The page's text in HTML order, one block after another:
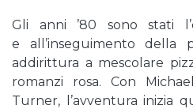
Gli anni ’80 sono stati
e all’inseguimento della
addirittura a mescolare
romanzi rosa. Con
Turner, l’avventura inizia